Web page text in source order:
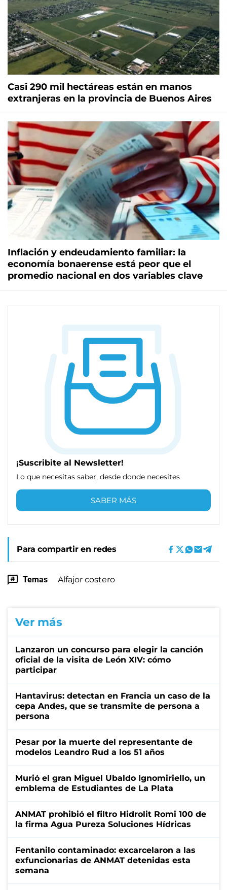
Casi 290 mil hectáreas están en manos
extranjeras en la provincia de Buenos Aires
Inflación y endeudamiento familiar: la
economía bonaerense está peor que el
promedio nacional en dos variables clave
¡Suscribite al Newsletter!
Lo que necesitas saber, desde donde necesites
SABER MÁS
Para compartir en redes
Temas Alfajor costero
Ver más
Lanzaron un concurso para elegir la canción
oficial de la visita de León XIV: cómo
participar
Hantavirus: detectan en Francia un caso de la
cepa Andes, que se transmite de persona a
persona
Pesar por la muerte del representante de
modelos Leandro Rud a los 51 años
Murió el gran Miguel Ubaldo Ignomiriello, un
emblema de Estudiantes de La Plata
ANMAT prohibió el filtro Hidrolit Romi 100 de
la firma Agua Pureza Soluciones Hídricas
Fentanilo contaminado: excarcelaron a las
exfuncionarias de ANMAT detenidas esta
semana